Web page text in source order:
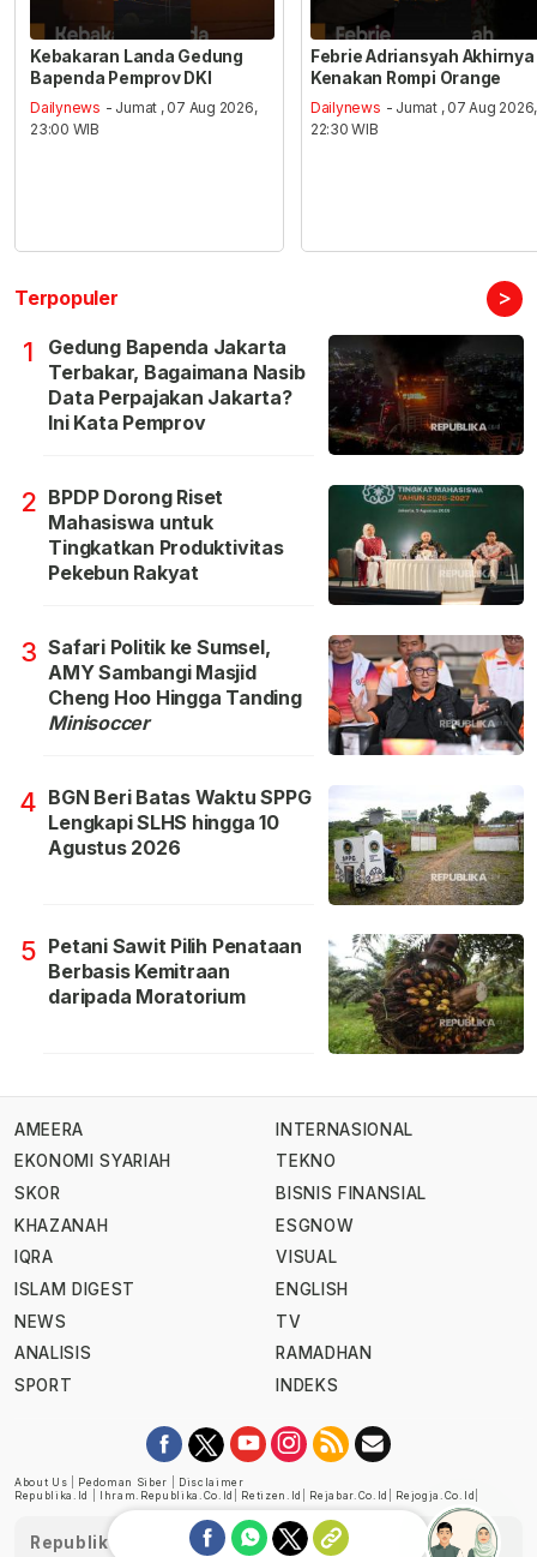
Kebakaran Landa Gedung
Bapenda Pemprov DKI
Dailynews - Jumat , 07 Aug 2026,
23:00 WIB
Febrie Adriansyah Akhirnya
Kenakan Rompi Orange
Dailynews - Jumat , 07 Aug 2026,
22:30 WIB
Terpopuler >
1
Gedung Bapenda Jakarta
Terbakar, Bagaimana Nasib
Data Perpajakan Jakarta?
Ini Kata Pemprov
2 BPDP Dorong Riset
Mahasiswa untuk
Tingkatkan Produktivitas
Pekebun Rakyat
3 Safari Politik ke Sumsel,
AMY Sambangi Masjid
Cheng Hoo Hingga Tanding
Minisoccer
4 BGN Beri Batas Waktu SPPG
Lengkapi SLHS hingga 10
Agustus 2026
5 Petani Sawit Pilih Penataan
Berbasis Kemitraan
daripada Moratorium
AMEERA
EKONOMI SYARIAH
SKOR
KHAZANAH
IQRA
ISLAM DIGEST
NEWS
ANALISIS
SPORT
INTERNASIONAL
TEKNO
BISNIS FINANSIAL
ESGNOW
VISUAL
ENGLISH
TV
RAMADHAN
INDEKS
About Us Pedoman Siber
Disclaimer
Republika.id
Ihram.republika.co.id Retizen.id Rejabar.co.id Rejogja.co.id
Republika telah diverifikasi oleh Dewan Pers